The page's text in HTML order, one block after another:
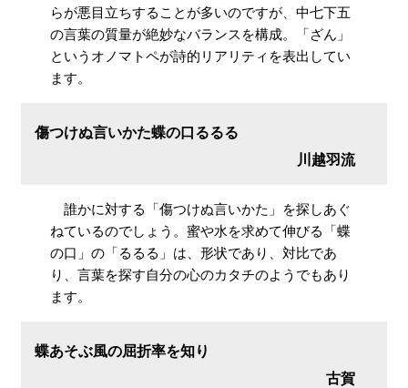
らが悪目立ちすることが多いのですが、中七下五
の言葉の質量が絶妙なバランスを構成。「ざん」
というオノマトペが詩的リアリティを表出してい
ます。
傷つけぬ言いかた蝶の口るるる
川越羽流
誰かに対する「傷つけぬ言いかた」を探しあぐ
ねているのでしょう。蜜や水を求めて伸びる「蝶
の口」の「るるる」は、形状であり、対比であ
り、言葉を探す自分の心のカタチのようでもあり
ます。
蝶あそぶ風の屈折率を知り
古賀